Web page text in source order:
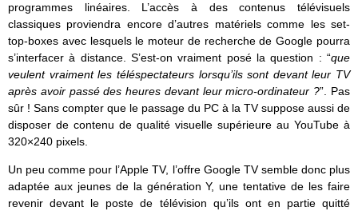
programmes linéaires. L’accès à des contenus télévisuels
classiques proviendra encore d’autres matériels comme les set-
top-boxes avec lesquels le moteur de recherche de Google pourra
s’interfacer à distance. S’est-on vraiment posé la question : “que
veulent vraiment les téléspectateurs lorsqu’ils sont devant leur TV
après avoir passé des heures devant leur micro-ordinateur ?”. Pas
sûr ! Sans compter que le passage du PC à la TV suppose aussi de
disposer de contenu de qualité visuelle supérieure au YouTube à
320×240 pixels.
Un peu comme pour l’Apple TV, l’offre Google TV semble donc plus
adaptée aux jeunes de la génération Y, une tentative de les faire
revenir devant le poste de télévision qu’ils ont en partie quitté